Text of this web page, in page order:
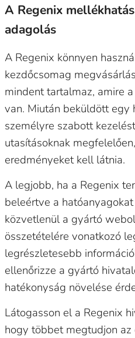
A Regenix
adagolás
A Regenix könnyen
kezdőcsomag
mindent tartalmaz, amire
van. Miután beküldött egy
személyre szabott
utasításoknak
eredményeket kell látnia.
A legjobb, ha a Regenix
beleértve a
közvetlenül a gyártó
összetételére vonatkozó
legrészletesebb
ellenőrizze a gyártó
hatékonyság növelése
Látogasson el a Regenix
hogy többet megtudjon